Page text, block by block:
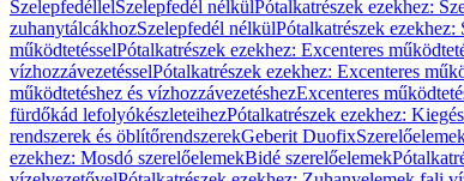
SzelepfedéllelSzelepfedél nélkülPótalkatrészek ezekhez:
zuhanytálcákhozSzelepfedél nélkülPótalkatrészek ezekhez:
működtetésselPótalkatrészek ezekhez: Excenteres
vízhozzávezetésselPótalkatrészek ezekhez: Excenteres
működtetéshez és vízhozzávezetéshezExcenteres
fürdőkád lefolyókészleteihezPótalkatrészek ezekhez:
rendszerek és öblítőrendszerekGeberit Duofix
ezekhez: Mosdó szerelőelemekBidé szerelőelemek